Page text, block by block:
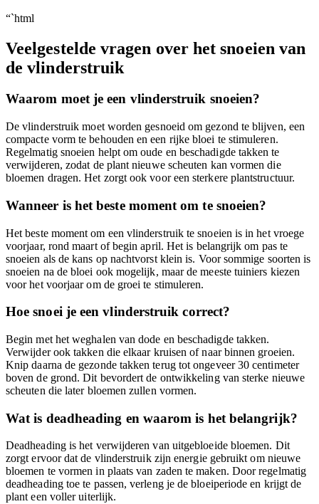
“`html
Veelgestelde vragen over het snoeien van
de vlinderstruik
Waarom moet je een vlinderstruik snoeien?
De vlinderstruik moet worden gesnoeid om gezond te blijven, een
compacte vorm te behouden en een rijke bloei te stimuleren.
Regelmatig snoeien helpt om oude en beschadigde takken te
verwijderen, zodat de plant nieuwe scheuten kan vormen die
bloemen dragen. Het zorgt ook voor een sterkere plantstructuur.
Wanneer is het beste moment om te snoeien?
Het beste moment om een vlinderstruik te snoeien is in het vroege
voorjaar, rond maart of begin april. Het is belangrijk om pas te
snoeien als de kans op nachtvorst klein is. Voor sommige soorten is
snoeien na de bloei ook mogelijk, maar de meeste tuiniers kiezen
voor het voorjaar om de groei te stimuleren.
Hoe snoei je een vlinderstruik correct?
Begin met het weghalen van dode en beschadigde takken.
Verwijder ook takken die elkaar kruisen of naar binnen groeien.
Knip daarna de gezonde takken terug tot ongeveer 30 centimeter
boven de grond. Dit bevordert de ontwikkeling van sterke nieuwe
scheuten die later bloemen zullen vormen.
Wat is deadheading en waarom is het belangrijk?
Deadheading is het verwijderen van uitgebloeide bloemen. Dit
zorgt ervoor dat de vlinderstruik zijn energie gebruikt om nieuwe
bloemen te vormen in plaats van zaden te maken. Door regelmatig
deadheading toe te passen, verleng je de bloeiperiode en krijgt de
plant een voller uiterlijk.